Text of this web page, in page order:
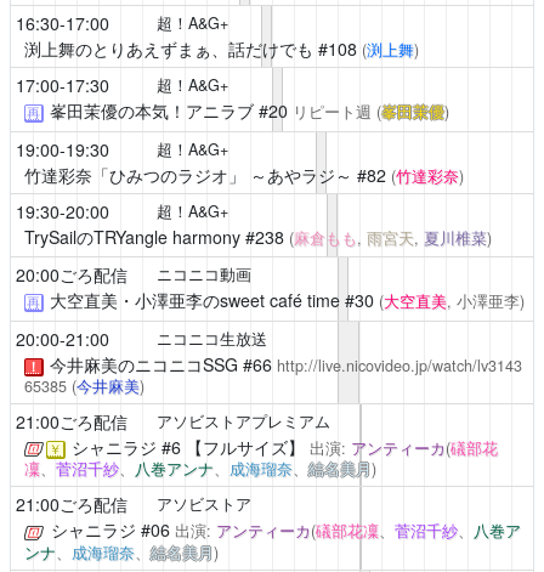
16:30-17:00 超！A&G+
渕上舞のとりあえずまぁ、話だけでも #108 (渕上舞)
17:00-17:30 超！A&G+
再 峯田茉優の本気！アニラブ#20 リピート週 (峯田茉優)
19:00-19:30 超！A&G+
竹達彩奈「ひみつのラジオ」 ～あやラジ～ #82 (竹達彩奈)
19:30-20:00 超！A&G+
TrySailのTRYangle harmony#238 (麻倉もも, 雨宮天, 夏川椎菜)
20:00ごろ配信 ニコニコ動画
再 大空直美・小澤亜李のsweet café time#30 (大空直美, 小澤亜李)
20:00-21:00 ニコニコ生放送
！ 今井麻美のニコニコSSG #66 http://live.nicovideo.jp/watch/lv3143
65385 (今井麻美)
21:00ごろ配信 アソビストアプレミアム
￥ シャニラジ #6 【フルサイズ】 出演: アンティーカ(礒部花
凜、 菅沼千紗、 八巻アンナ、 成海瑠奈、結名美月)
21:00ごろ配信 アソビストア
シャニラジ #06 出演: アンティーカ(礒部花凜、 菅沼千紗、 八巻ア
ンナ、 成海瑠奈、結名美月)